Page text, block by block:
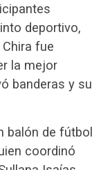
deportivo,
fue
la mejor
banderas y su
balón de fútbol
coordinó